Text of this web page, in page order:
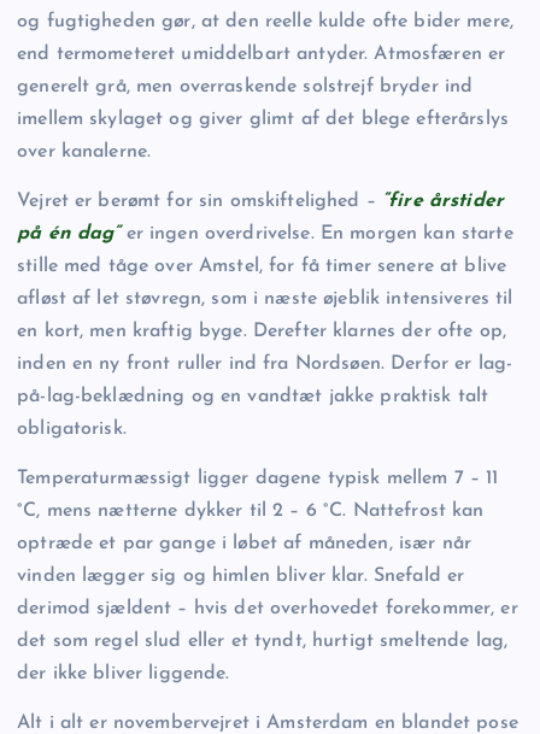
og fugtigheden gør, at den reelle kulde ofte bider mere,
end termometeret umiddelbart antyder. Atmosfæren er
generelt grå, men overraskende solstrejf bryder ind
imellem skylaget og giver glimt af det blege efterårslys
over kanalerne.
Vejret er berømt for sin omskiftelighed – “fire årstider
på én dag”er ingen overdrivelse. En morgen kan starte
stille med tåge over Amstel, for få timer senere at blive
afløst af let støvregn, som i næste øjeblik intensiveres til
en kort, men kraftig byge. Derefter klarnes der ofte op,
inden en ny front ruller ind fra Nordsøen. Derfor er lag-
på-lag-beklædning og en vandtæt jakke praktisk talt
obligatorisk.
Temperaturmæssigt ligger dagene typisk mellem 7 – 11
°C, mens nætterne dykker til 2 – 6 °C. Nattefrost kan
optræde et par gange i løbet af måneden, især når
vinden lægger sig og himlen bliver klar. Snefald er
derimod sjældent – hvis det overhovedet forekommer, er
det som regel slud eller et tyndt, hurtigt smeltende lag,
der ikke bliver liggende.
Alt i alt er novembervejret i Amsterdam en blandet pose